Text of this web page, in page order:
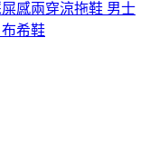
感兩穿涼拖鞋 男士
希鞋